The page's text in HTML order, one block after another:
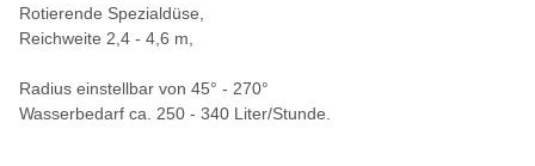
Rotierende Spezialdüse,
Reichweite 2,4 - 4,6 m,
Radius einstellbar von 45° - 270°
Wasserbedarf ca. 250 - 340 Liter/Stunde.